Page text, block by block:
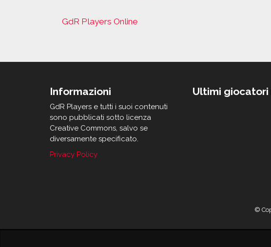
GdR Players Online
Informazioni
GdR Players e tutti i suoi contenuti
sono pubblicati sotto licenza
Creative Commons, salvo se
diversamente specificato.
Privacy Policy
Ultimi
©